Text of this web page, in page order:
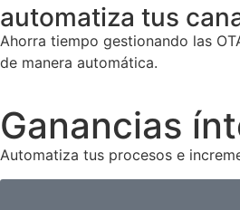
automatiza tus
Ahorra tiempo gestionando las
de manera automática.
Ganancias
Automatiza tus procesos e